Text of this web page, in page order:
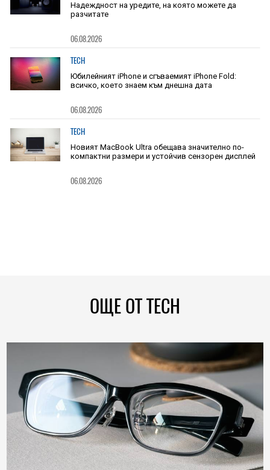
Надеждност на уредите, на която можете да
разчитате
06.08.2026
TECH
Юбилейният iPhone и сгъваемият iPhone Fold:
всичко, което знаем към днешна дата
06.08.2026
TECH
Новият MacBook Ultra обещава значително по-
компактни размери и устойчив сензорен дисплей
06.08.2026
ОЩЕ ОТ TECH